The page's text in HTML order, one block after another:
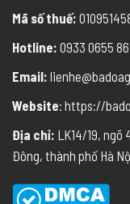
Mã số thuế:
Hotline: 0933 0655 86
Email:
Website: https://
Địa chỉ: LK14/19, ngõ
Đông, thành phố Hà